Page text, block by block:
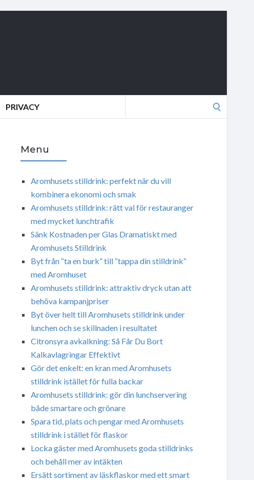
PRIVACY
Menu
Aromhusets stilldrink: perfekt när du vill
kombinera ekonomi och smak
Aromhusets stilldrink: rätt val för restauranger
med mycket lunchtrafik
Sänk Kostnaden per Glas Dramatiskt med
Aromhusets Stilldrink
Byt från “ta en burk” till “tappa din stilldrink”
med Aromhuset
Aromhusets stilldrink: attraktiv dryck utan att
behöva kampanjpriser
Byt över helt till Aromhusets stilldrink under
lunchen och se skillnaden i resultatet
Citronsyra avkalkning: Så Får Du Bort
Kalkavlagringar Effektivt
Gör det enkelt: en kran med Aromhusets
stilldrink istället för fulla backar
Aromhusets stilldrink: gör din lunchservering
både smartare och grönare
Spara tid, plats och pengar med Aromhusets
stilldrink i stället för flaskor
Locka gäster med Aromhusets goda stilldrinks
och behåll mer av intäkten
Ersätt sortiment av läskflaskor med ett smart